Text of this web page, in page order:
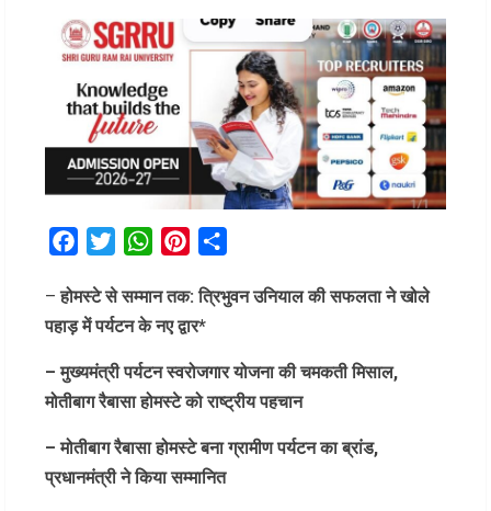
FacebookTwitterWhatsAppPinterest
–होमस्टे से सम्मान तक: त्रिभुवन उनियाल की सफलता ने खोले
पहाड़ में पर्यटन के नए द्वार*
– मुख्यमंत्री पर्यटन स्वरोजगार योजना की चमकती मिसाल,
मोतीबाग रैबासा होमस्टे को राष्ट्रीय पहचान
– मोतीबाग रैबासा होमस्टे बना ग्रामीण पर्यटन का ब्रांड,
प्रधानमंत्री ने किया सम्मानित